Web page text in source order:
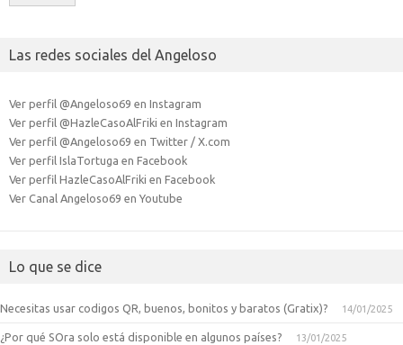
Las redes sociales del Angeloso
Ver perfil @Angeloso69 en Instagram
Ver perfil @HazleCasoAlFriki en Instagram
Ver perfil @Angeloso69 en Twitter / X.com
Ver perfil IslaTortuga en Facebook
Ver perfil HazleCasoAlFriki en Facebook
Ver Canal Angeloso69 en Youtube
Lo que se dice
Necesitas usar codigos QR, buenos, bonitos y baratos (Gratix)? 14/01/2025
¿Por qué SOra solo está disponible en algunos países? 13/01/2025